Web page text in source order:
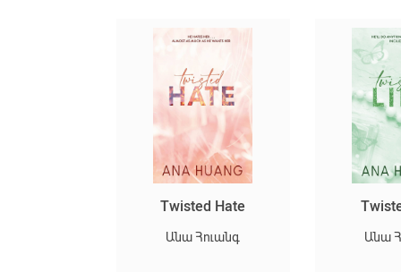
Twisted Hate
Անա Հուանգ Անա